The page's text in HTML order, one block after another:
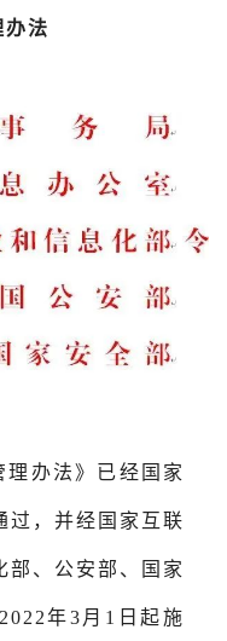
办法
理办法》已经国家
过，并经国家互联
部、公安部、国家
年3月1日起施